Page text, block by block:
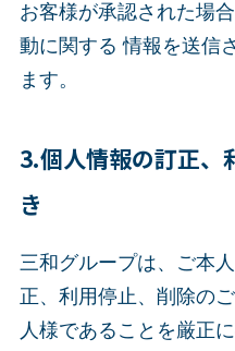
お客様が承認された場
動に関する 情報を送信
ます。
3.個人情報の訂正、
き
三和グループは、ご本
正、利用停止、削除の
人様であることを厳正